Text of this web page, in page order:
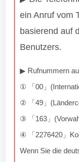
ein Anruf vom
basierend auf
Benutzers.
▶ Rufnummern
① 「00」
② 「49」
③ 「163」
④ 「2276420」
Wenn Sie die